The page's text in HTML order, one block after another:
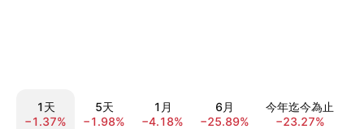
1天
−1.37%
5天
−1.98%
1月
−4.18%
6月
−25.89%
今年迄今為止
−23.27%